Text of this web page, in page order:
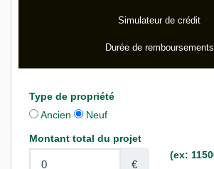
Simulateur de crédit
Durée de remboursements